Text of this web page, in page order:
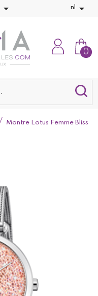
 nl 
0
Montre Lotus Femme Bliss